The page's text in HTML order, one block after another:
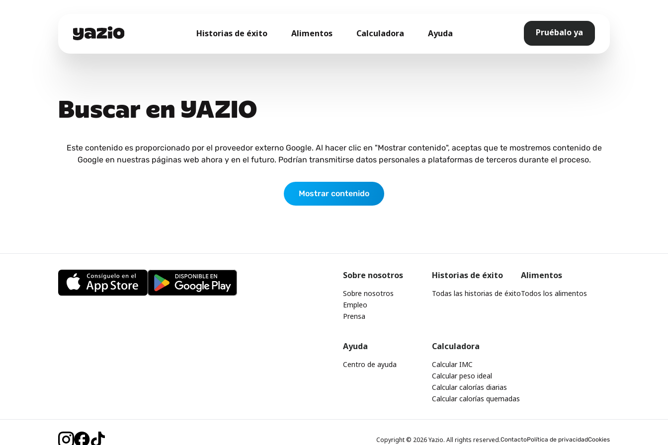
Historias de éxito Alimentos Calculadora Ayuda Pruébalo ya
Buscar en YAZIO
Este contenido es proporcionado por el proveedor externo Google. Al hacer clic en "Mostrar contenido", aceptas que te mostremos contenido de
Google en nuestras páginas web ahora y en el futuro. Podrían transmitirse datos personales a plataformas de terceros durante el proceso.
Mostrar contenido
Sobre nosotros
Sobre nosotros
Empleo
Prensa
Historias de éxito
Todas las historias de éxito
Alimentos
Todos los alimentos
Ayuda
Centro de ayuda
Calculadora
Calcular IMC
Calcular peso ideal
Calcular calorías diarias
Calcular calorías quemadas
Copyright © 2026 Yazio. All rights reserved.ContactoPolítica de privacidadCookies